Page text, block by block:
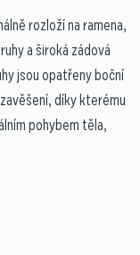
rozloží na ramena,
a široká zádová
jsou opatřeny boční
díky kterému
pohybem těla,